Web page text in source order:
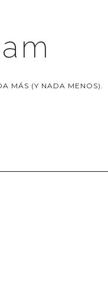
MÁS (Y NADA MENOS).